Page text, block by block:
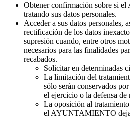
Obtener confirmación sobre si
tratando sus datos personales.
Acceder a sus datos personales,
rectificación de los datos
supresión cuando, entre otros
necesarios para las finalidades
recabados.
Solicitar en determinadas
La limitación del
sólo serán conservados
el ejercicio o la defensa de
La oposición al
el AYUNTAMIENTO